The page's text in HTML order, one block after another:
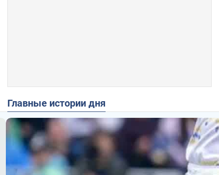
Главные истории дня